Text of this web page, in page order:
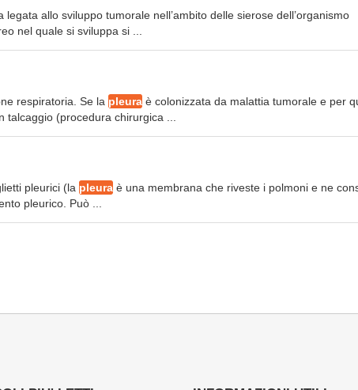
allo sviluppo tumorale nell’ambito delle sierose dell’organismo
nel quale si sviluppa si ...
respiratoria. Se la pleura è colonizzata da malattia tumorale e per
(procedura chirurgica ...
pleurici (la pleura è una membrana che riveste i polmoni e ne
pleurico. Può ...